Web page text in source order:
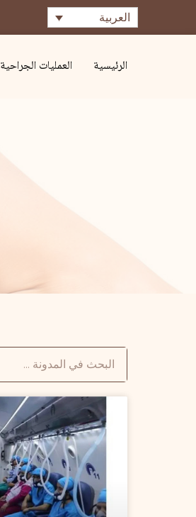
العربية
الرئيسية العمليات الجراحية